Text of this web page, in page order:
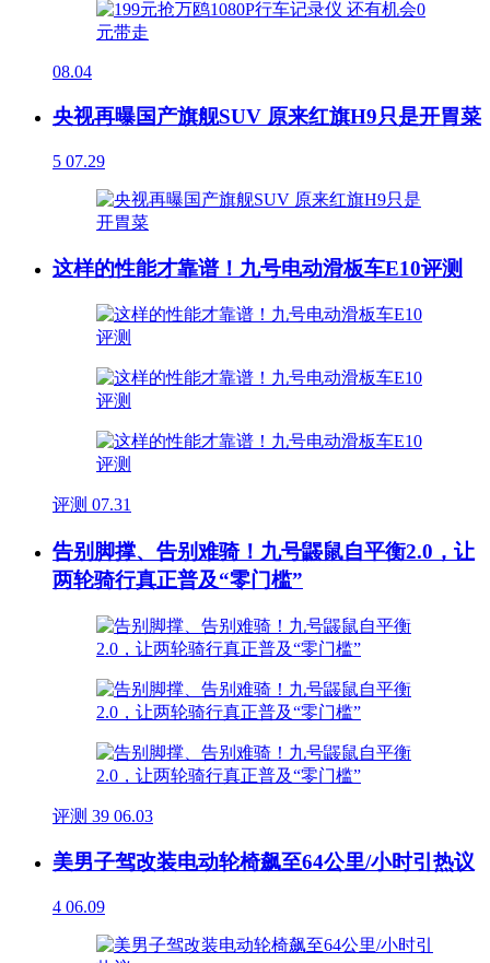
08.04
央视再曝国产旗舰SUV 原来红旗H9只是开胃菜
5 07.29
这样的性能才靠谱！九号电动滑板车E10评测
评测 07.31
告别脚撑、告别难骑！九号鼹鼠自平衡2.0，让
两轮骑行真正普及“零门槛”
评测 39 06.03
美男子驾改装电动轮椅飙至64公里/小时引热议
4 06.09